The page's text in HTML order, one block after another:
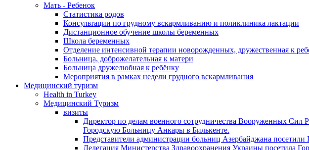
Мать - Ребенок
Статистика родов
Консультации по грудному вскармливанию и поликлиника лактации
Дистанционное обучение школы беременных
Школа беременных
Отделение интенсивной терапии новорожденных, дружественная к
Больница, доброжелательная к матери
Больница дружелюбная к ребёнку
Мероприятия в рамках недели грудного вскармливания
Медицинский туризм
Health in Turkey
Медицинский Туризм
визиты
Директор по делам военного сотрудничества Вооруженных
Городскую Больницу Анкары в Билькенте.
Представители администрации больниц Азербайджана
Делегация Министерства Здравоохранения Украины посетила